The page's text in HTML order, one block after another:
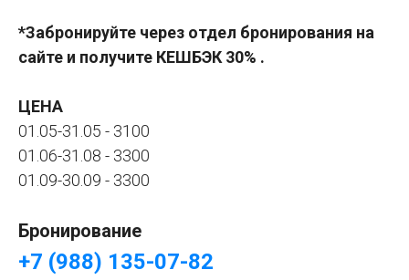
*Забронируйте через отдел бронирования на
сайте и получите КЕШБЭК 30% .
ЦЕНА
01.05-31.05 - 3100
01.06-31.08 - 3300
01.09-30.09 - 3300
Бронирование
+7 (988) 135-07-82